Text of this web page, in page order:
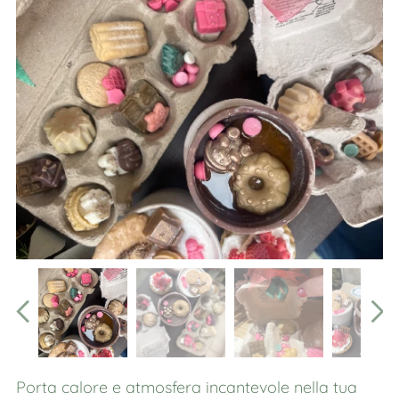
Porta calore e atmosfera incantevole nella tua